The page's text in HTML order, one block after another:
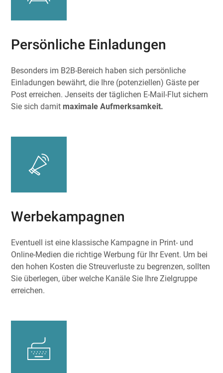
Persönliche Einladungen
Besonders im B2B-Bereich haben sich persönliche
Einladungen bewährt, die Ihre (potenziellen) Gäste per
Post erreichen. Jenseits der täglichen E-Mail-Flut sichern
Sie sich damit maximale Aufmerksamkeit.
Werbekampagnen
Eventuell ist eine klassische Kampagne in Print- und
Online-Medien die richtige Werbung für Ihr Event. Um bei
den hohen Kosten die Streuverluste zu begrenzen, sollten
Sie überlegen, über welche Kanäle Sie Ihre Zielgruppe
erreichen.